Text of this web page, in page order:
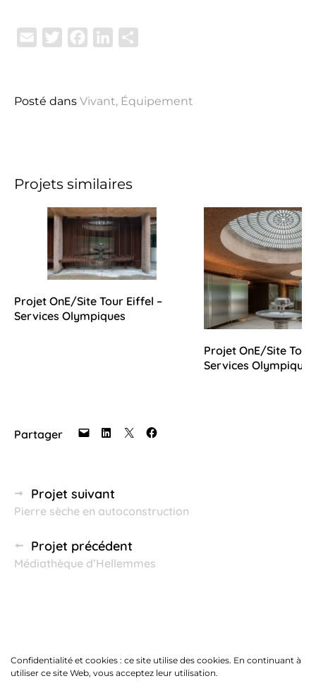
Email TwitterFacebookLinkedIn
Posté dans Vivant, Équipement
Projets similaires
Projet OnE/Site Tour Eiffel –
Services Olympiques
Projet OnE/Site Tour
Services Olympiques
Partager
Navigation
des
articles
Projet suivant
Pierre sèche en autoconstruction
Projet précédent
Médiathèque d’Hellemmes
Confidentialité et cookies : ce site utilise des cookies. En continuant à
utiliser ce site Web, vous acceptez leur utilisation.